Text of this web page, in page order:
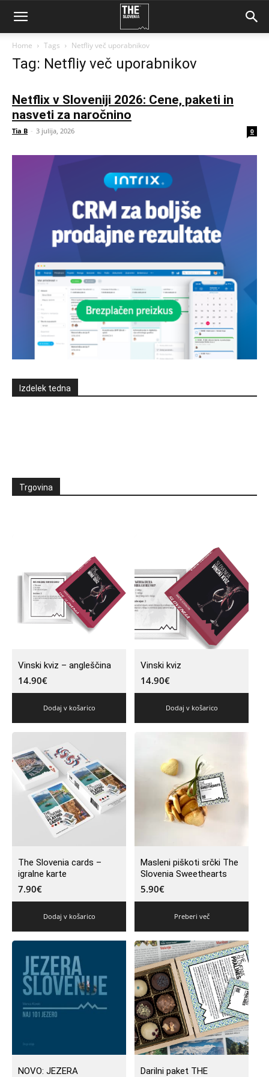
Home Tags Netfliy več uporabnikov
Tag: Netfliy več uporabnikov
Netflix v Sloveniji 2026: Cene, paketi in
nasveti za naročnino
Tia B - 3 julija, 2026 0
Izdelek tedna
Trgovina
Vinski kviz – angleščina
14.90€
Dodaj v košarico
Vinski kviz
14.90€
Dodaj v košarico
The Slovenia cards –
igralne karte
7.90€
Dodaj v košarico
Masleni piškoti srčki The
Slovenia Sweethearts
5.90€
Preberi več
NOVO: JEZERA Darilni paket THE